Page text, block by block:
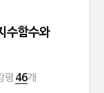
함수와
평 46개